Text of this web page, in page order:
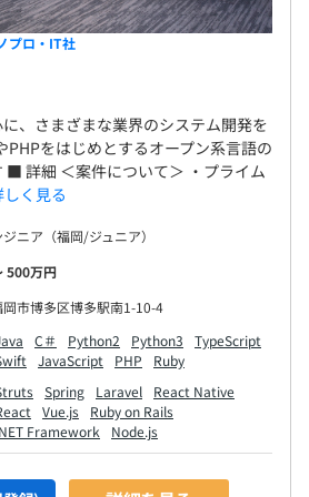
は本採用と同じです。
プロ・IT社
、さまざまな業界のシステム開発を
PHPをはじめとするオープン系言語の
■ 詳細 ＜案件について＞ ・プライム
しく見る
ニア（福岡/ジュニア）
500万円
市博多区博多駅南1-10-4
C＃ Python2 Python3
TypeScript
JavaScript PHP
Ruby
Spring Laravel
React Native
Vue.js
Ruby on Rails
Framework
Node.js